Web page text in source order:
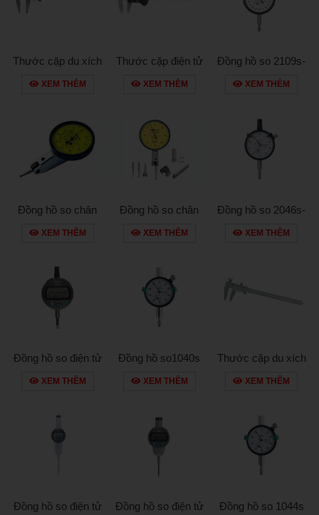
Thước cặp du xích
530-108
XEM THÊM
Thước cặp điện tử
500-181-20
XEM THÊM
Đồng hồ so 2109s-
XEM THÊM
Đồng hồ so chân
gập 513-425e
XEM THÊM
Đồng hồ so chân
gập 513-404t
XEM THÊM
Đồng hồ so 2046s-
XEM THÊM
Đồng hồ so điện tử
543-390b
XEM THÊM
Đồng hồ so1040s
XEM THÊM
Thước cặp du xích
530-118
XEM THÊM
Đồng hồ so điện tử
Đồng hồ so điện tử
Đồng hồ so 1044s